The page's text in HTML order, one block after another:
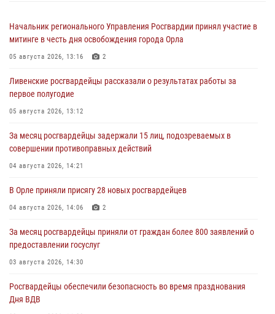
Начальник регионального Управления Росгвардии принял участие в
митинге в честь дня освобождения города Орла
05 августа 2026, 13:16 2
Ливенские росгвардейцы рассказали о результатах работы за
первое полугодие
05 августа 2026, 13:12
За месяц росгвардейцы задержали 15 лиц, подозреваемых в
совершении противоправных действий
04 августа 2026, 14:21
В Орле приняли присягу 28 новых росгвардейцев
04 августа 2026, 14:06 2
За месяц росгвардейцы приняли от граждан более 800 заявлений о
предоставлении госуслуг
03 августа 2026, 14:30
Росгвардейцы обеспечили безопасность во время празднования
Дня ВДВ